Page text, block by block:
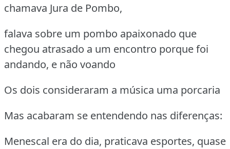
chamava Jura de Pombo,
falava sobre um pombo apaixonado que
chegou atrasado a um encontro porque foi
andando, e não voando
Os dois consideraram a música uma porcaria
Mas acabaram se entendendo nas diferenças:
Menescal era do dia, praticava esportes, quase